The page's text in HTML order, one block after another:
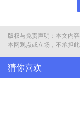
使得在正常速度播放时
呈现慢动作效果的拍摄
版权与免责声明：本文内
本网观点或立场，不承担
猜你喜欢